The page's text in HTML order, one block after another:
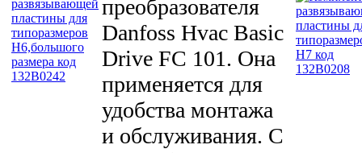
преобразователя
Danfoss Hvac Basic
Drive FC 101. Она
применяется для
удобства монтажа
и обслуживания. С